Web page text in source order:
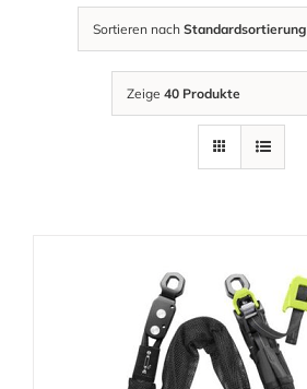
Sortieren nach Standardsortierung
Zeige 40 Produkte
DETAILS